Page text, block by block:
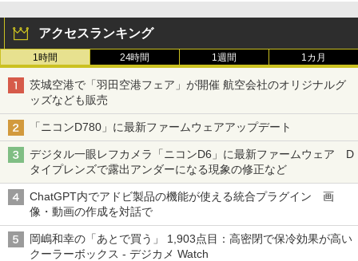
アクセスランキング
1時間 24時間 1週間 1カ月
茨城空港で「羽田空港フェア」が開催 航空会社のオリジナルグ
ッズなども販売
「ニコンD780」に最新ファームウェアアップデート
デジタル一眼レフカメラ「ニコンD6」に最新ファームウェア D
タイプレンズで露出アンダーになる現象の修正など
ChatGPT内でアドビ製品の機能が使える統合プラグイン 画
像・動画の作成を対話で
岡嶋和幸の「あとで買う」 1,903点目：高密閉で保冷効果が高い
クーラーボックス - デジカメ Watch